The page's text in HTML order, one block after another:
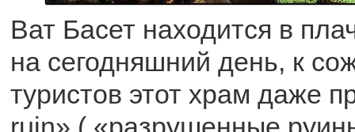
Ват Басет находится в
на сегодняшний день, к
туристов этот храм даже